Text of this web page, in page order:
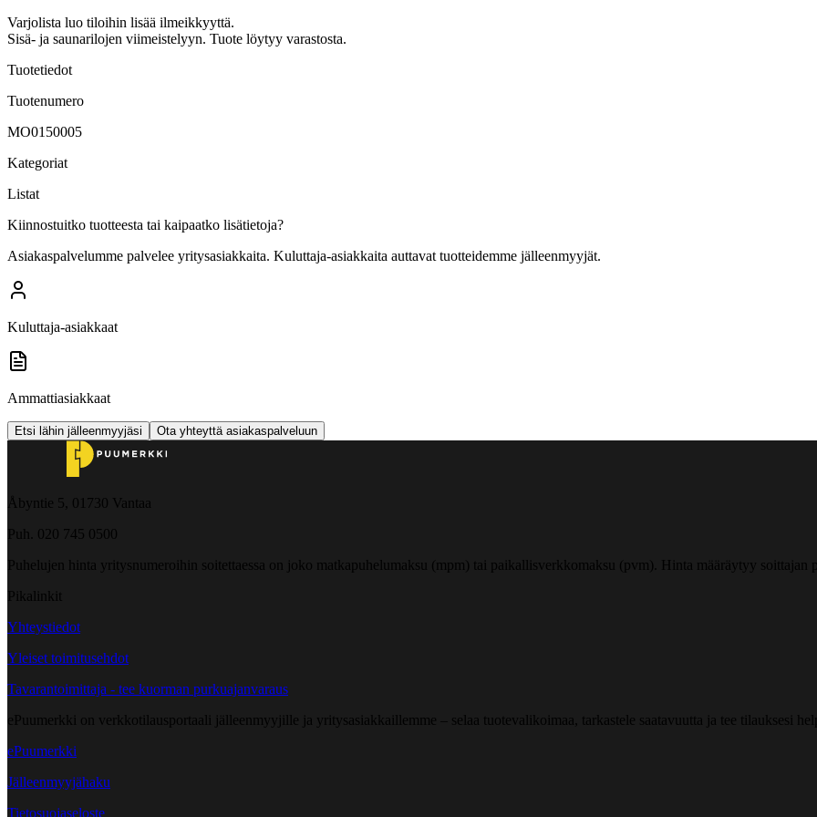
Varjolista luo tiloihin lisää ilmeikkyyttä.
Sisä- ja saunarilojen viimeistelyyn. Tuote löytyy varastosta.
Tuotetiedot
Tuotenumero
MO0150005
Kategoriat
Listat
Kiinnostuitko tuotteesta tai kaipaatko lisätietoja?
Asiakaspalvelumme palvelee yritysasiakkaita. Kuluttaja-asiakkaita auttavat tuotteidemme jälleenmyyjät.
Kuluttaja-asiakkaat
Ammattiasiakkaat
Etsi lähin jälleenmyyjäsi Ota yhteyttä asiakaspalveluun
Åbyntie 5, 01730 Vantaa
Puh. 020 745 0500
Puhelujen hinta yritysnumeroihin soitettaessa on joko matkapuhelumaksu (mpm) tai paikallisverkkomaksu (pvm). Hinta määräytyy soittajan
Pikalinkit
Yhteystiedot
Yleiset toimitusehdot
Tavarantoimittaja - tee kuorman purkuajanvaraus
ePuumerkki on verkkotilausportaali jälleenmyyjille ja yritysasiakkaillemme – selaa tuotevalikoimaa, tarkastele saatavuutta ja tee tilauksesi
ePuumerkki
Jälleenmyyjähaku
Tietosuojaseloste